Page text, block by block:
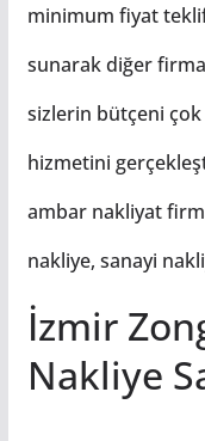
minimum fiyat
sunarak diğer
sizlerin bütçeni
hizmetini
ambar nakliyat
nakliye, sanayi
İzmir
Nakliye